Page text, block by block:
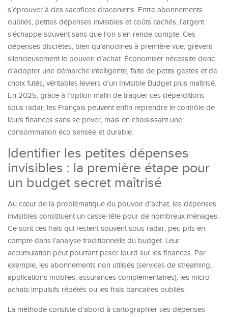
s’éprouver à des sacrifices draconiens. Entre abonnements
oubliés, petites dépenses invisibles et coûts cachés, l’argent
s’échappe souvent sans que l’on s’en rende compte. Ces
dépenses discrètes, bien qu’anodines à première vue, grèvent
silencieusement le pouvoir d’achat. Économiser nécessite donc
d’adopter une démarche intelligente, faite de petits gestes et de
choix futés, véritables leviers d’un Invisible Budget plus maîtrisé.
En 2025, grâce à l’option malin de traquer ces déperditions
sous radar, les Français peuvent enfin reprendre le contrôle de
leurs finances sans se priver, mais en choisissant une
consommation éco sensée et durable.
Identifier les petites dépenses
invisibles : la première étape pour
un budget secret maîtrisé
Au cœur de la problématique du pouvoir d’achat, les dépenses
invisibles constituent un casse-tête pour de nombreux ménages.
Ce sont ces frais qui restent souvent sous radar, peu pris en
compte dans l’analyse traditionnelle du budget. Leur
accumulation peut pourtant peser lourd sur les finances. Par
exemple, les abonnements non utilisés (services de streaming,
applications mobiles, assurances complémentaires), les micro-
achats impulsifs répétés ou les frais bancaires oubliés.
La méthode consiste d’abord à cartographier ses dépenses